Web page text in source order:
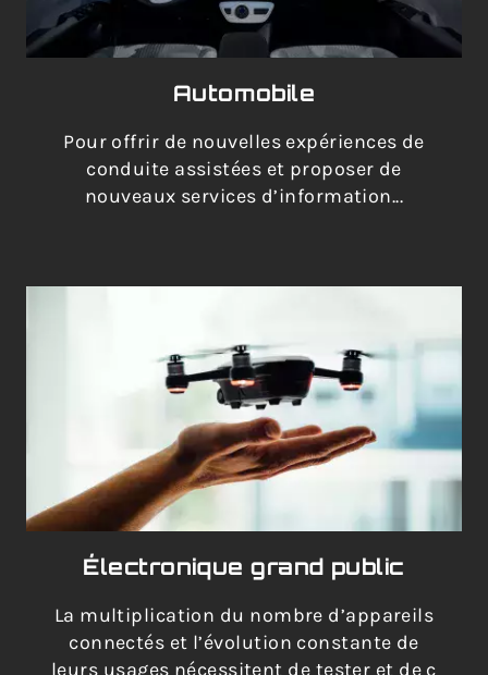
Automobile
Pour offrir de nouvelles expériences de
conduite assistées et proposer de
nouveaux services d’information...
Électronique grand public
La multiplication du nombre d’appareils
connectés et l’évolution constante de
leurs usages nécessitent de tester et de c